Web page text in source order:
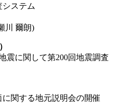
ステム
川 爾朗)
震に関して第200回地震調査
関する地元説明会の開催